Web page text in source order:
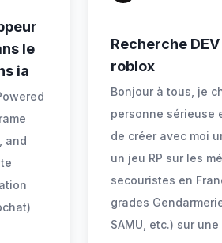
le
ia
and
Recherche
roblox
Bonjour à tous, je
personne sérieuse
de créer avec moi
un jeu RP sur les
secouristes en
grades
SAMU, etc.) sur